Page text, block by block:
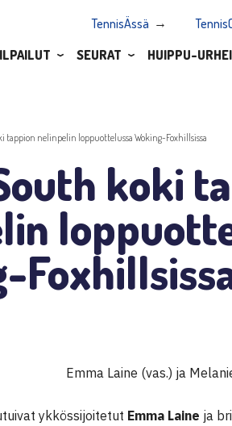
TennisÄssä
SEURAT HUIPPU-
tappion nelinpelin loppuottelussa Woking-Foxhillsissa
koki
Emma Laine (vas.) ja
ykkössijoitetut Emma Laine ja